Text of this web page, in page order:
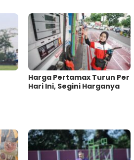
Harga Pertamax Turun Per
Hari Ini, Segini Harganya